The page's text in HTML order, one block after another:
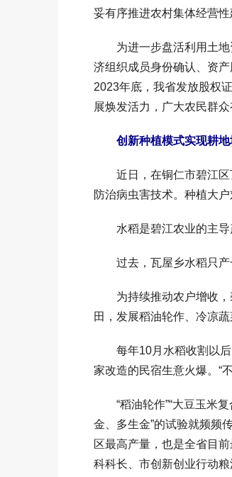
妥有序推进农村集体经营
为进一步盘活利用土地
济组织成员身份确认、资
2023年底，我省发放股权
展焕发活力，广大农民群众
创新种植模式实现耕
近日，在铜仁市碧江区
防治病虫害技术。种植大
水稻是碧江农业的主导
过去，瓦屋乡水稻只产
为持续推动农户增收，
田，发展稻油轮作、冷凉
每年10月水稻收割以后
家改造的民宿生意火爆。“
“稻油轮作”“大豆玉米复
金、多生金”的试验就频频
区最高产量，也是全省目
科科长、市创新创业行动